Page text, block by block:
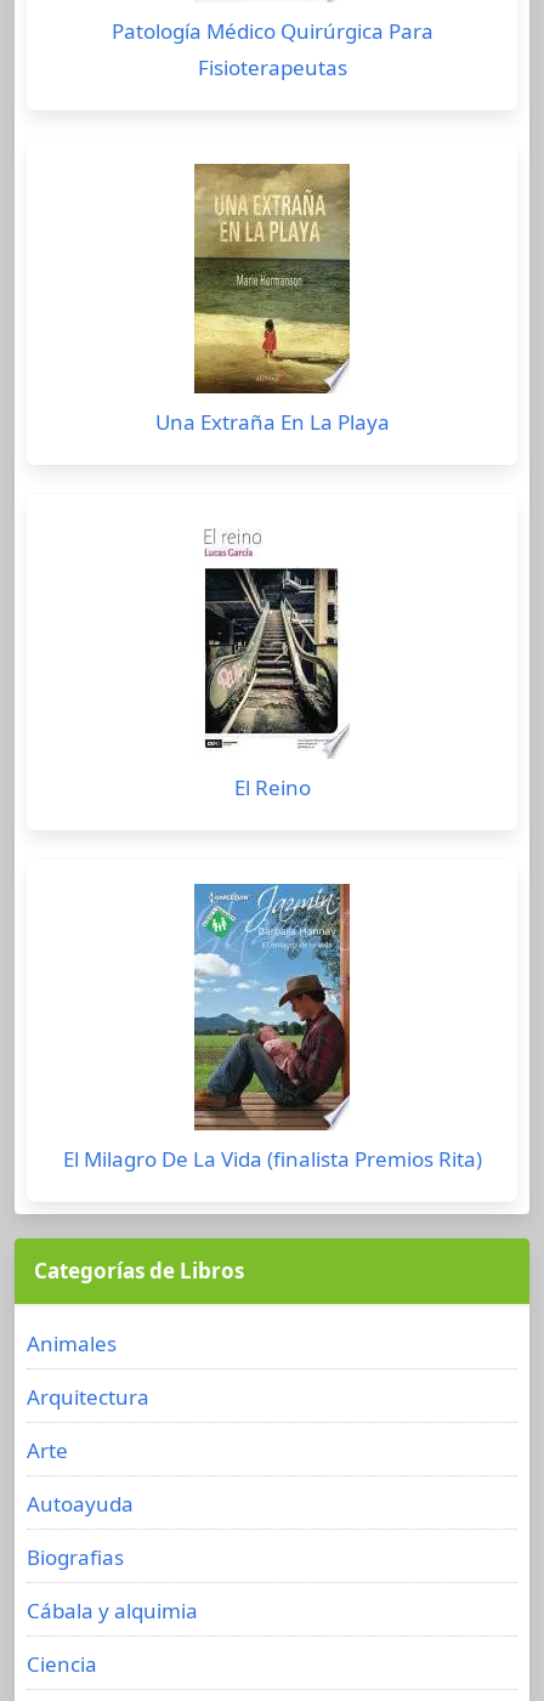
Patología Médico Quirúrgica Para
Fisioterapeutas
Una Extraña En La Playa
El Reino
El Milagro De La Vida (finalista Premios Rita)
Categorías de Libros
Animales
Arquitectura
Arte
Autoayuda
Biografias
Cábala y alquimia
Ciencia